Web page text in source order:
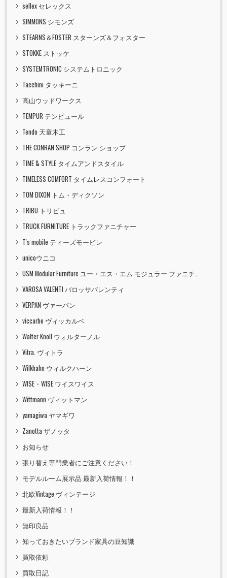
sellex セレックス
SIMMONS シモンズ
STEARNS＆FOSTER スターンズ＆フォスター
STOKKE ストッケ
SYSTEMTRONIC システムトロニック
Tacchini タッキーニ
高山ウッドワークス
TEMPUR テンピュール
Tendo 天童木工
THE CONRAN SHOP コンラン ショップ
TIME & STYLE タイムアンドスタイル
TIMELESS COMFORT タイムレスコンフォート
TOM DIXON トム・ディクソン
TRIBU トリビュ
TRUCK FURNITURE トラックファニチャー
T's mobile ティーズモービレ
unicoウニコ
USM Modular Furniture ユー・エス・エム モジュラー ファニチャー
VAROSA VALENTI バロッサバレンティ
VERPAN ヴァーパン
viccarbe ヴィッカルベ
Walter Knoll ウォルターノル
Vitra. ヴィトラ
Wilkhahn ウィルクハーン
WISE・WISE ワイスワイス
Wittmann ヴィットマン
yamagiwa ヤマギワ
Zanotta ザノッタ
お知らせ
張り替え専門業者にご注意ください！
モデルルーム展示品 最新入荷情報！！
北欧Vintage ヴィンテージ
最新入荷情報！！
無印良品
知っておきたいブランド家具の豆知識
買取依頼
買取日記